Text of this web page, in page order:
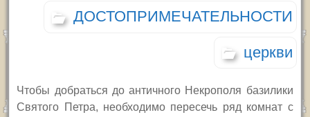
ДОСТОПРИМЕЧАТЕЛЬНОСТИ
церкви
Чтобы добраться до античного Некрополя базилики
Святого Петра, необходимо пересечь ряд комнат с